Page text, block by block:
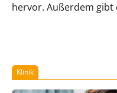
hervor. Außerdem gibt
Klinik